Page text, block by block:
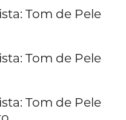
Tom de Pele
Tom de Pele
Tom de Pele